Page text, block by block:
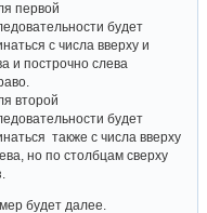
первой
будет
с числа вверху и
и построчно слева
второй
будет
также с числа вверху
но по столбцам сверху
будет далее.